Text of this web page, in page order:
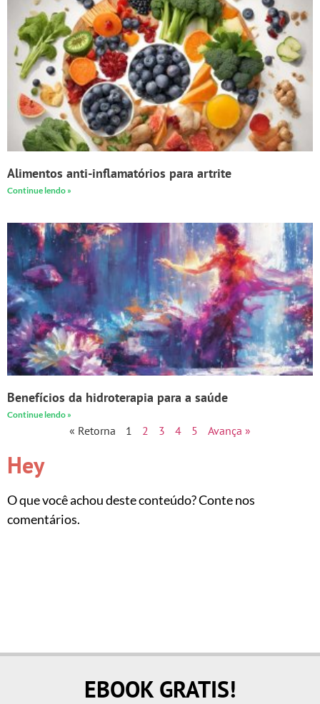
Alimentos anti-inflamatórios para artrite
Continue lendo »
Benefícios da hidroterapia para a saúde
Continue lendo »
« Retorna 1 2 3 4 5 Avança »
Hey
O que você achou deste conteúdo? Conte nos
comentários.
EBOOK GRATIS!